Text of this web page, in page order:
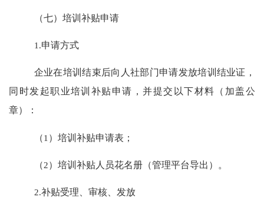
（七）培训补贴申请
1.申请方式
企业在培训结束后向人社部门申请发放培训结业证，
同时发起职业培训补贴申请，并提交以下材料（加盖公
章）：
（1 ）培训补贴申请表；
（2）培训补贴人员花名册（管理平台导出）。
2.补贴受理、审核、发放